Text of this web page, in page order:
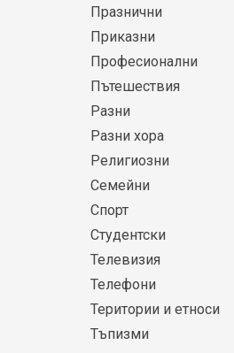
Празнични
Приказни
Професионални
Пътешествия
Разни
Разни хора
Религиозни
Семейни
Спорт
Студентски
Телевизия
Телефони
Територии и етноси
Тъпизми